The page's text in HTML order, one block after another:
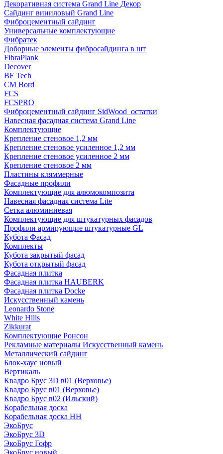
Декоративная система Grand Line Декор
Сайдинг виниловый Grand Line
Фиброцементный сайдинг
Универсальные комплектующие
Фибратек
Доборные элементы фибросайдинга в шт
FibraPlank
Decover
BF Tech
CM Bord
FCS
FCSPRO
Фиброцементный сайдинг SidWood_остатки
Навесная фасадная система Grand Line
Комплектующие
Крепление стеновое 1,2 мм
Крепление стеновое усиленное 1,2 мм
Крепление стеновое усиленное 2 мм
Крепление стеновое 2 мм
Пластины кляммерные
Фасадные профили
Комплектующие для алюмокомпозита
Навесная фасадная система Lite
Сетка алюминиевая
Комплектующие для штукатурных фасадов
Профили армирующие штукатурные GL
Кубота Фасад
Комплекты
Кубота закрытый фасад
Кубота открытый фасад
Фасадная плитка
Фасадная плитка HAUBERK
Фасадная плитка Docke
Искусственный камень
Leonardo Stone
White Hills
Zikkurat
Комплектующие Ронсон
Рекламные материалы Искусственный камень
Металлический сайдинг
Блок-хаус новый
Вертикаль
Квадро Брус 3D в01 (Верховье)
Квадро Брус в01 (Верховье)
Квадро Брус в02 (Ильский)
Корабельная доска
Корабельная доска НН
ЭкоБрус
ЭкоБрус 3D
ЭкоБрус Гофр
ЭкоБрус новый